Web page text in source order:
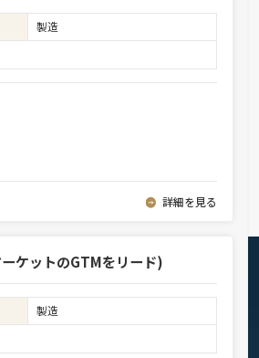
製造
詳細を見る
ケットのGTMをリード)
製造